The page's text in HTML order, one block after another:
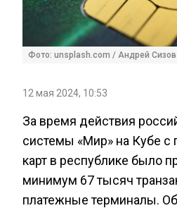
Фото: unsplash.com / Андрей Сизов
12 мая 2024, 10:53
За время действия
системы «Мир» на Кубе с
карт в республике было
минимум 67 тысяч
платежные терминалы.